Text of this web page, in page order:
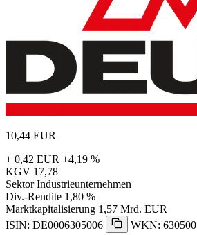
10,44 EUR
+ 0,42 EUR +4,19 %
KGV 17,78
Sektor Industrieunternehmen
Div.-Rendite 1,80 %
Marktkapitalisierung 1,57 Mrd. EUR
ISIN: DE0006305006
WKN: 630500